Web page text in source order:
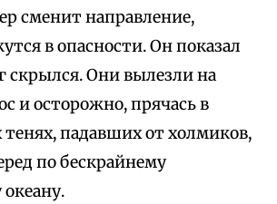
сменит направление,
в опасности. Он показал
скрылся. Они вылезли на
и осторожно, прячась в
падавших от холмиков,
по бескрайнему